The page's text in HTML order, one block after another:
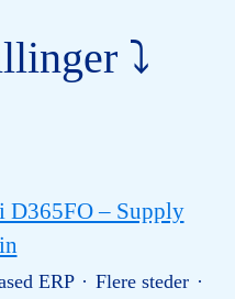
⤵
D365FO – Supply
ERP · Flere steder ·